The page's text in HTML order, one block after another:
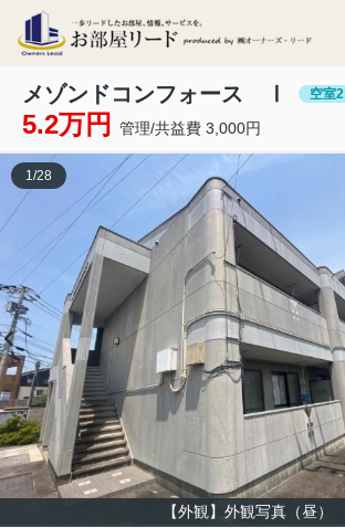
メゾンドコンフォース Ⅰ 空室2
5.2万円 管理/共益費 3,000円
【外観】外観写真（昼）
1 /28